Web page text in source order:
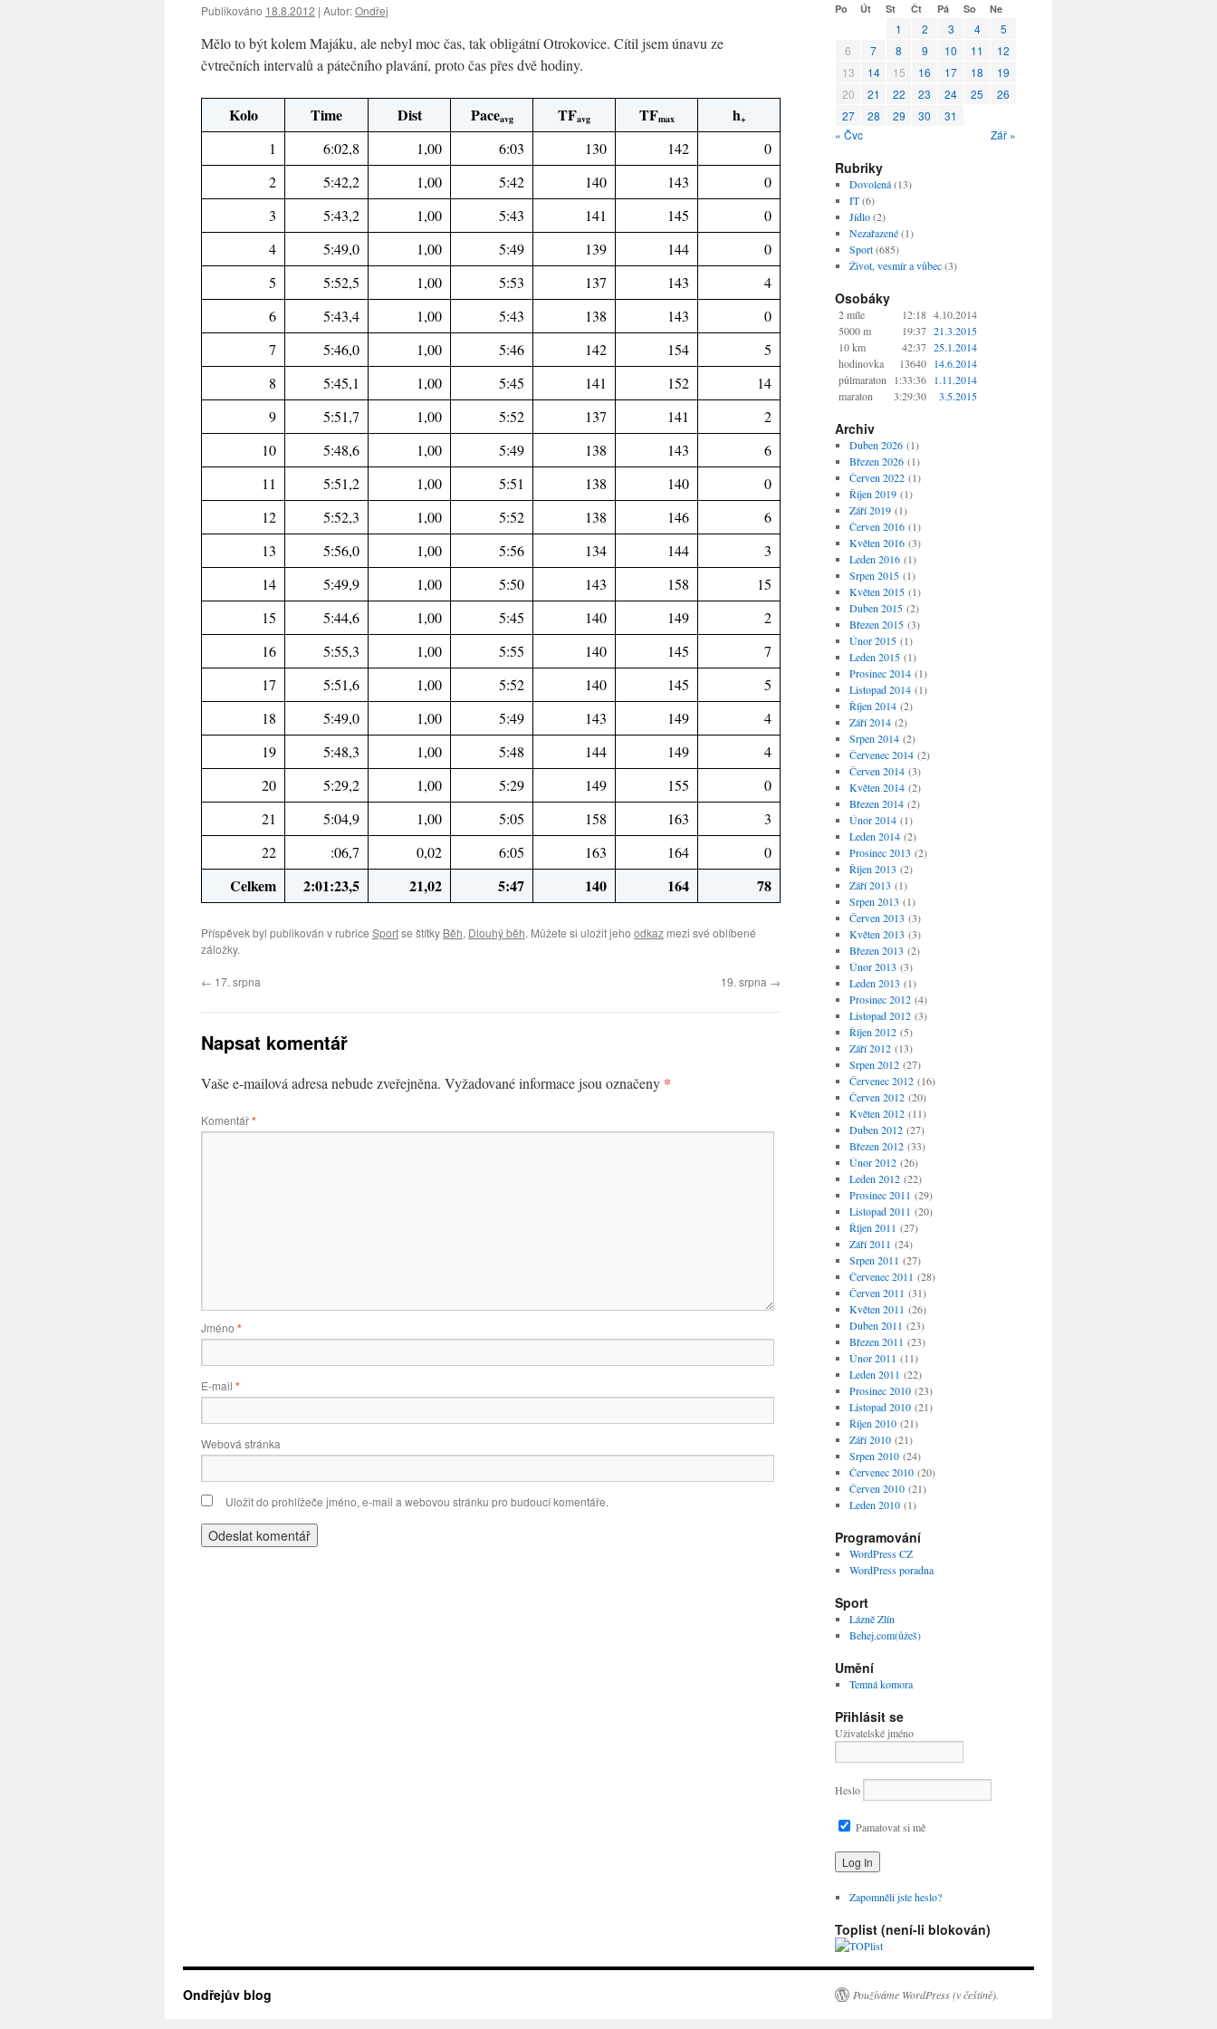
Publikováno 18.8.2012 | Autor:Ondřej
Mělo to být kolem Majáku, ale nebyl moc čas, tak obligátní Otrokovice. Cítil jsem únavu ze
čvtrečních intervalů a pátečního plavání, proto čas přes dvě hodiny.
Kolo Time Dist Paceavg TFavg TFmax h+
1 6:02,8 1,00 6:03 130 142
0
2
5:42,2 1,00 5:42 140 143
0
3
5:43,2 1,00 5:43 141 145
0
4
5:49,0 1,00 5:49 139 144
0
5
5:52,5 1,00 5:53 137 143
4
6
5:43,4 1,00 5:43 138 143
0
7
5:46,0 1,00 5:46 142 154
5
8
5:45,1 1,00 5:45 141 152
14
9
5:51,7 1,00 5:52 137 141
2
10
5:48,6 1,00 5:49 138 143
6
11
5:51,2 1,00 5:51 138 140
0
12
5:52,3 1,00 5:52 138 146
6
13
5:56,0 1,00 5:56 134 144
3
14
5:49,9 1,00 5:50 143 158
15
15
5:44,6 1,00 5:45 140 149
2
16
5:55,3 1,00 5:55 140 145
7
17
5:51,6 1,00 5:52 140 145
5
18
5:49,0 1,00 5:49 143 149
4
19
5:48,3 1,00 5:48 144 149
4
20
5:29,2 1,00 5:29 149 155
0
21
5:04,9 1,00 5:05 158 163
3
22
:06,7 0,02 6:05 163 164 0
Celkem 2:01:23,5 21,02 5:47 140 164 78
Příspěvek byl publikován v rubrice Sportse štítky Běh, Dlouhý běh. Můžete si uložit jeho odkaz mezi své oblíbené
záložky.
← 17. srpna 19. srpna →
Napsat komentář
Vaše e-mailová adresa nebude zveřejněna. Vyžadované informace jsou označeny *
Komentář*
Jméno *
E-mail *
Webová stránka
Uložit do prohlížeče jméno, e-mail a webovou stránku pro budoucí komentáře.
Po Út St Čt Pá So Ne
1 2 3 4
5
6
7 8 9 10 11
12
13
14 15 16 17 18
19
20
21 22 23 24 25
26
27
28 29 30
31
« Čvc
Zář »
Rubriky
Dovolená(13)
IT(6)
Jídlo(2)
Nezařazené(1)
Sport(685)
Život, vesmír a vůbec(3)
Osobáky
2 míle 12:18 4.10.2014
5000 m
19:37 21.3.2015
10 km
42:37 25.1.2014
hodinovka
13640
14.6.2014
půlmaraton
1:33:36
1.11.2014
maraton
3:29:30 3.5.2015
Archiv
Duben 2026(1)
Březen 2026(1)
Červen 2022(1)
Říjen 2019(1)
Září 2019(1)
Červen 2016(1)
Květen 2016(3)
Leden 2016(1)
Srpen 2015(1)
Květen 2015(1)
Duben 2015(2)
Březen 2015(3)
Únor 2015(1)
Leden 2015(1)
Prosinec 2014(1)
Listopad 2014(1)
Říjen 2014(2)
Září 2014(2)
Srpen 2014(2)
Červenec 2014(2)
Červen 2014(3)
Květen 2014(2)
Březen 2014(2)
Únor 2014(1)
Leden 2014(2)
Prosinec 2013 (2)
Říjen 2013 (2)
Září 2013 (1)
Srpen 2013 (1)
Červen 2013 (3)
Květen 2013 (3)
Březen 2013 (2)
Únor 2013 (3)
Leden 2013 (1)
Prosinec 2012(4)
Listopad 2012(3)
Říjen 2012(5)
Září 2012(13)
Srpen 2012(27)
Červenec 2012(16)
Červen 2012(20)
Květen 2012(11)
Duben 2012(27)
Březen 2012(33)
Únor 2012(26)
Leden 2012(22)
Prosinec 2011 (29)
Listopad 2011 (20)
Říjen 2011 (27)
Září 2011 (24)
Srpen 2011 (27)
Červenec 2011 (28)
Červen 2011 (31)
Květen 2011 (26)
Duben 2011 (23)
Březen 2011 (23)
Únor 2011 (11)
Leden 2011 (22)
Prosinec 2010(23)
Listopad 2010(21)
Říjen 2010(21)
Září 2010(21)
Srpen 2010(24)
Červenec 2010(20)
Červen 2010(21)
Leden 2010(1)
Programování
WordPress CZ
WordPress poradna
Sport
Lázně Zlín
Behej.com(ůžeš)
Umění
Temná komora
Přihlásit se
Uživatelské jméno
Heslo
Pamatovat si mě
Zapomněli jste heslo?
Toplist (není-li blokován)
Ondřejův blog Používáme WordPress (v češtině).